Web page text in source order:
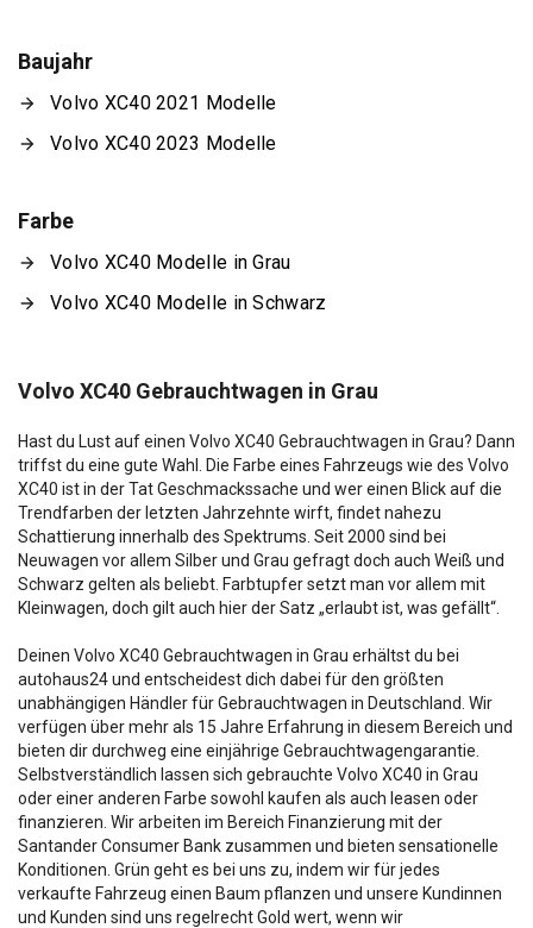
Baujahr
Volvo XC40 2021 Modelle
Volvo XC40 2023 Modelle
Farbe
Volvo XC40 Modelle in Grau
Volvo XC40 Modelle in Schwarz
Volvo XC40 Gebrauchtwagen in Grau
Hast du Lust auf einen Volvo XC40 Gebrauchtwagen in Grau? Dann
triffst du eine gute Wahl. Die Farbe eines Fahrzeugs wie des Volvo
XC40 ist in der Tat Geschmackssache und wer einen Blick auf die
Trendfarben der letzten Jahrzehnte wirft, findet nahezu
Schattierung innerhalb des Spektrums. Seit 2000 sind bei
Neuwagen vor allem Silber und Grau gefragt doch auch Weiß und
Schwarz gelten als beliebt. Farbtupfer setzt man vor allem mit
Kleinwagen, doch gilt auch hier der Satz „erlaubt ist, was gefällt“.
Deinen Volvo XC40 Gebrauchtwagen in Grau erhältst du bei
autohaus24 und entscheidest dich dabei für den größten
unabhängigen Händler für Gebrauchtwagen in Deutschland. Wir
verfügen über mehr als 15 Jahre Erfahrung in diesem Bereich und
bieten dir durchweg eine einjährige Gebrauchtwagengarantie.
Selbstverständlich lassen sich gebrauchte Volvo XC40 in Grau
oder einer anderen Farbe sowohl kaufen als auch leasen oder
finanzieren. Wir arbeiten im Bereich Finanzierung mit der
Santander Consumer Bank zusammen und bieten sensationelle
Konditionen. Grün geht es bei uns zu, indem wir für jedes
verkaufte Fahrzeug einen Baum pflanzen und unsere Kundinnen
und Kunden sind uns regelrecht Gold wert, wenn wir